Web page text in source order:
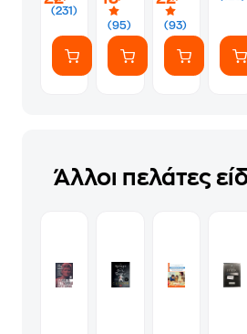
(231)
(95) (93)
Άλλοι πελάτες